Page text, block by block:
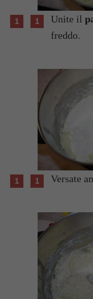
Unite il
freddo.
Versate